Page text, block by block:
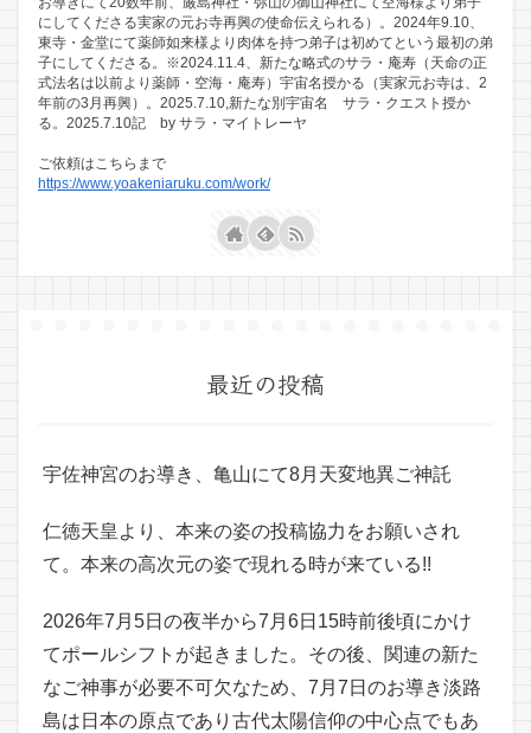
にしてくださる実家の元お寺再興の使命伝えられる）。2024年9.10、
東寺・金堂にて薬師如来様より肉体を持つ弟子は初めてという最初の弟
子にしてくださる。※2024.11.4、新たな略式のサラ・庵寿（天命の正
式法名は以前より薬師・空海・庵寿）宇宙名授かる（実家元お寺は、2
年前の3月再興）。2025.7.10,新たな別宇宙名 サラ・クエスト授か
る。2025.7.10記 by サラ・マイトレーヤ
ご依頼はこちらまで
https://www.yoakeniaruku.com/work/
最近の投稿
宇佐神宮のお導き、亀山にて8月天変地異ご神託
仁徳天皇より、本来の姿の投稿協力をお願いされ
て。本来の高次元の姿で現れる時が来ている!!
2026年7月5日の夜半から7月6日15時前後頃にかけ
てポールシフトが起きました。その後、関連の新た
なご神事が必要不可欠なため、7月7日のお導き淡路
島は日本の原点であり古代太陽信仰の中心点でもあ